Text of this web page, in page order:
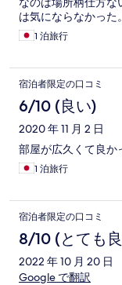
は気にならなかった
る。このご時世、安
1 泊旅行
宿泊者限定の口コミ
6/10 (良い)
2020 年 11 月 2 日
部屋が広久くて良か
1 泊旅行
宿泊者限定の口コミ
8/10 (とても
2022 年 10 月 20 日
Google で翻訳